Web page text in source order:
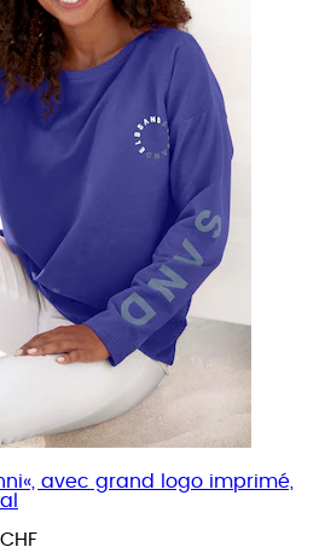
avec grand logo imprimé,